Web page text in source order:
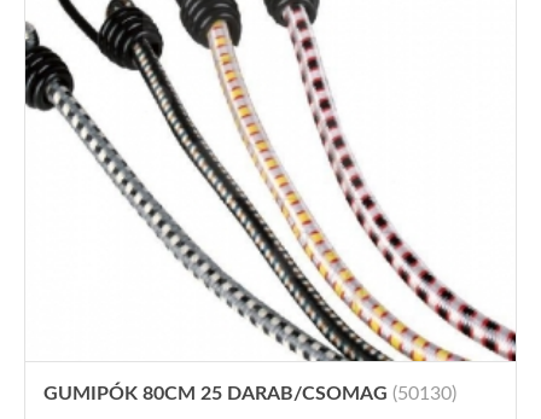
GUMIPÓK 80CM 25 DARAB/CSOMAG (50130)